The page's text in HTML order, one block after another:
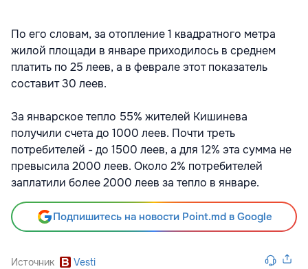
По его словам, за отопление 1 квадратного метра
жилой площади в январе приходилось в среднем
платить по 25 леев, а в феврале этот показатель
составит 30 леев.
За январское тепло 55% жителей Кишинева
получили счета до 1000 леев. Почти треть
потребителей - до 1500 леев, а для 12% эта сумма не
превысила 2000 леев. Около 2% потребителей
заплатили более 2000 леев за тепло в январе.
Подпишитесь на новости Point.md в Google
Источник Vesti